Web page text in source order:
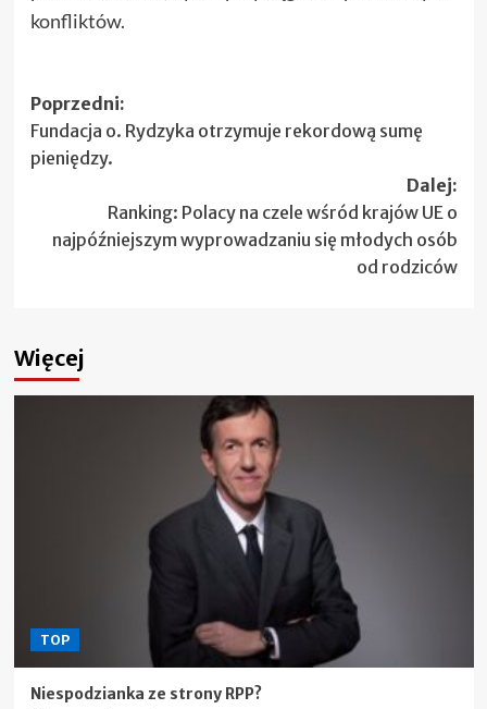
konfliktów.
Zobacz
wpisy
Poprzedni:
Fundacja o. Rydzyka otrzymuje rekordową sumę
pieniędzy.
Dalej:
Ranking: Polacy na czele wśród krajów UE o
najpóźniejszym wyprowadzaniu się młodych osób
od rodziców
Więcej
TOP
Niespodzianka ze strony RPP?